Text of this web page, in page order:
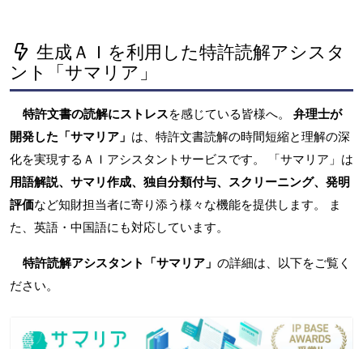
生成ＡＩを利用した特許読解アシスタ
ント「サマリア」
特許文書の読解にストレスを感じている皆様へ。 弁理士が
開発した「サマリア」 は、特許文書読解の時間短縮と理解の深
化を実現するＡＩアシスタントサービスです。 「サマリア」は
用語解説、サマリ作成、独自分類付与、スクリーニング、発明
評価など知財担当者に寄り添う様々な機能を提供します。 ま
た、英語・中国語にも対応しています。
特許読解アシスタント「サマリア」 の詳細は、以下をご覧く
ださい。